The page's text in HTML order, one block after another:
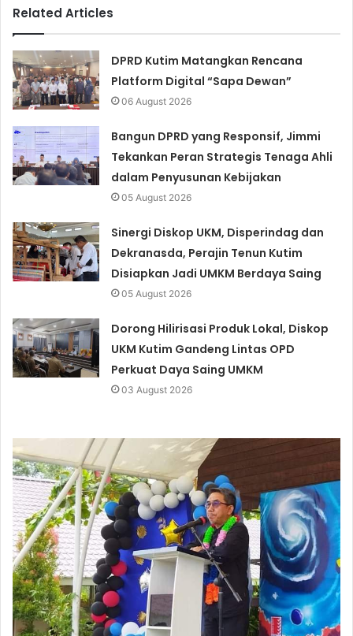
Related Articles
DPRD Kutim Matangkan Rencana
Platform Digital “Sapa Dewan”
06 August 2026
Bangun DPRD yang Responsif, Jimmi
Tekankan Peran Strategis Tenaga Ahli
dalam Penyusunan Kebijakan
05 August 2026
Sinergi Diskop UKM, Disperindag dan
Dekranasda, Perajin Tenun Kutim
Disiapkan Jadi UMKM Berdaya Saing
05 August 2026
Dorong Hilirisasi Produk Lokal, Diskop
UKM Kutim Gandeng Lintas OPD
Perkuat Daya Saing UMKM
03 August 2026